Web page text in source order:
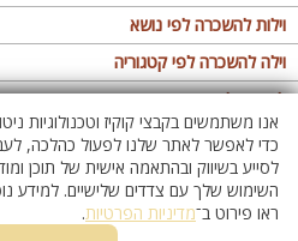
פרסום באתר
תקנון
מדיניות פרטיות
וילות בצפון
וילות במרכז
וילות בדרום
וילות באילת
וילות בשרון
וילות באזור החרמון
וילות להשכרה לפי נושא
וילה לזוגות
וילות למשפחות
וילות לציבור הדתי
אירוח דרוזי
וילות למסיבות
וילה להשכרה לפי קטגוריה
וילות עם בריכה
וילה עם בריכה מחוממת
וילה עם בריכה מחוממת מקורה
וילות עם סאונה
לופטים להשכרה
לופט
לופטים בצפון
לופטים בדרום
אנו משתמשים בקבצי קוקיז וטכנולוגיות
כדי לאפשר לאתר שלנו לפעול כהלכה,
לסייע בשיווק ובהתאמה אישית של תוכן
השימוש שלך עם צדדים שלישיים. למידע
ראו פירוט ב־מדיניות הפרטיות.